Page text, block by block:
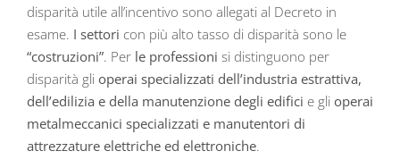
disparità utile all’incentivo sono allegati al Decreto in
esame. I settori con più alto tasso di disparità sono le
“costruzioni”. Per le professioni si distinguono per
disparità gli operai specializzati dell’industria estrattiva,
dell’edilizia e della manutenzione degli edifici e gli operai
metalmeccanici specializzati e manutentori di
attrezzature elettriche ed elettroniche.